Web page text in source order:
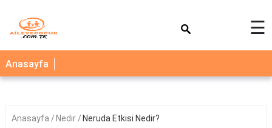
AİLE
ÇOCUK
SAĞLIK
☰
Anasayfa
Anasayfa Nedir Neruda Etkisi Nedir?